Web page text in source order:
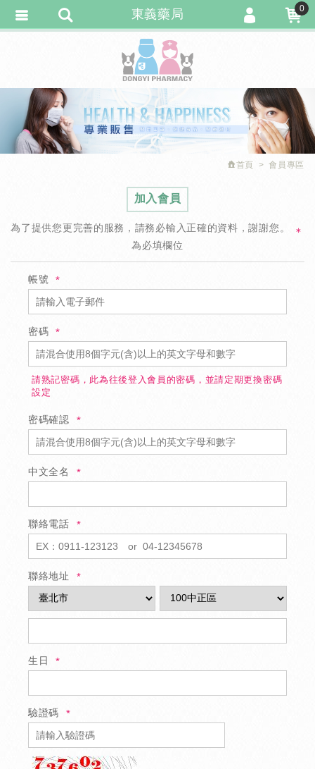
首頁 會員專區
加入會員
為了提供您更完善的服務，請務必輸入正確的資料，謝謝您。 ＊
為必填欄位
帳號
密碼
請熟記密碼，此為往後登入會員的密碼，並請定期更換密碼
設定
密碼確認
中文全名
聯絡電話
聯絡地址
生日
驗證碼
東義藥局 0
會員登入
會員註冊
忘記密碼
訂單查詢
追蹤清單
繁體中文